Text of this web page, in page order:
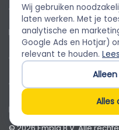
AVG
Privacybeleid
Cookiebeleid
Cookievoorkeuren
Klantenservice
Empla Assistent
Altijd beschikbaar, stel
Wij gebruiken
laten werken. Met je
analytische en
Google Ads en Hotjar)
relevant te houden.
Alles